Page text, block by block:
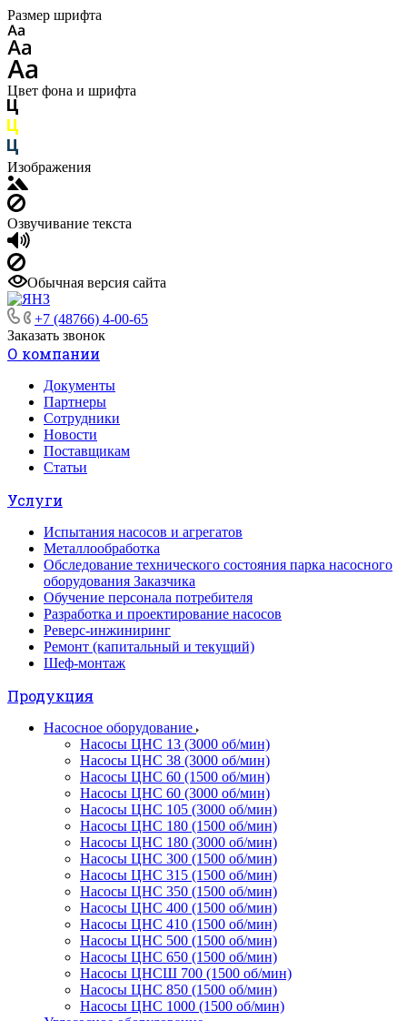
Размер шрифта
Цвет фона и шрифта
Изображения
Озвучивание текста
Обычная версия сайта
+7 (48766) 4-00-65
Заказать звонок
О компании
Документы
Партнеры
Сотрудники
Новости
Поставщикам
Статьи
Услуги
Испытания насосов и агрегатов
Металлообработка
Обследование технического состояния парка насосного
оборудования Заказчика
Обучение персонала потребителя
Разработка и проектирование насосов
Реверс-инжиниринг
Ремонт (капитальный и текущий)
Шеф-монтаж
Продукция
Насосное оборудование
Насосы ЦНС 13 (3000 об/мин)
Насосы ЦНС 38 (3000 об/мин)
Насосы ЦНС 60 (1500 об/мин)
Насосы ЦНС 60 (3000 об/мин)
Насосы ЦНС 105 (3000 об/мин)
Насосы ЦНС 180 (1500 об/мин)
Насосы ЦНС 180 (3000 об/мин)
Насосы ЦНС 300 (1500 об/мин)
Насосы ЦНС 315 (1500 об/мин)
Насосы ЦНС 350 (1500 об/мин)
Насосы ЦНС 400 (1500 об/мин)
Насосы ЦНС 410 (1500 об/мин)
Насосы ЦНС 500 (1500 об/мин)
Насосы ЦНС 650 (1500 об/мин)
Насосы ЦНСШ 700 (1500 об/мин)
Насосы ЦНС 850 (1500 об/мин)
Насосы ЦНС 1000 (1500 об/мин)